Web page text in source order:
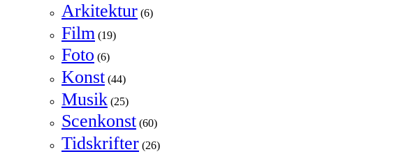
Arkitektur (6)
Film (19)
Foto (6)
Konst (44)
Musik (25)
Scenkonst (60)
Tidskrifter (26)